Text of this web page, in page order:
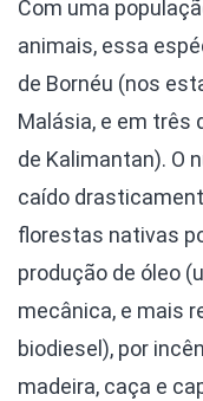
Com uma
animais, essa
de Bornéu (nos
Malásia, e em três
de Kalimantan). O
caído
florestas nativas
produção de óleo
mecânica, e mais
biodiesel), por
madeira, caça e